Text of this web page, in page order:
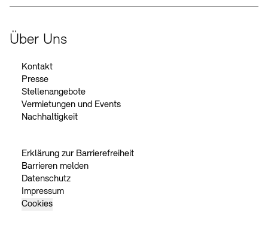
Über Uns
Kontakt
Presse
Stellenangebote
Vermietungen und Events
Nachhaltigkeit
Erklärung zur Barrierefreiheit
Barrieren melden
Datenschutz
Impressum
Cookies